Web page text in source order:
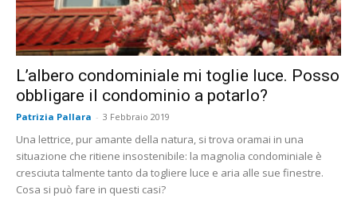
L’albero condominiale mi toglie luce. Posso
obbligare il condominio a potarlo?
Patrizia Pallara - 3 Febbraio 2019
Una lettrice, pur amante della natura, si trova oramai in una
situazione che ritiene insostenibile: la magnolia condominiale è
cresciuta talmente tanto da togliere luce e aria alle sue finestre.
Cosa si può fare in questi casi?